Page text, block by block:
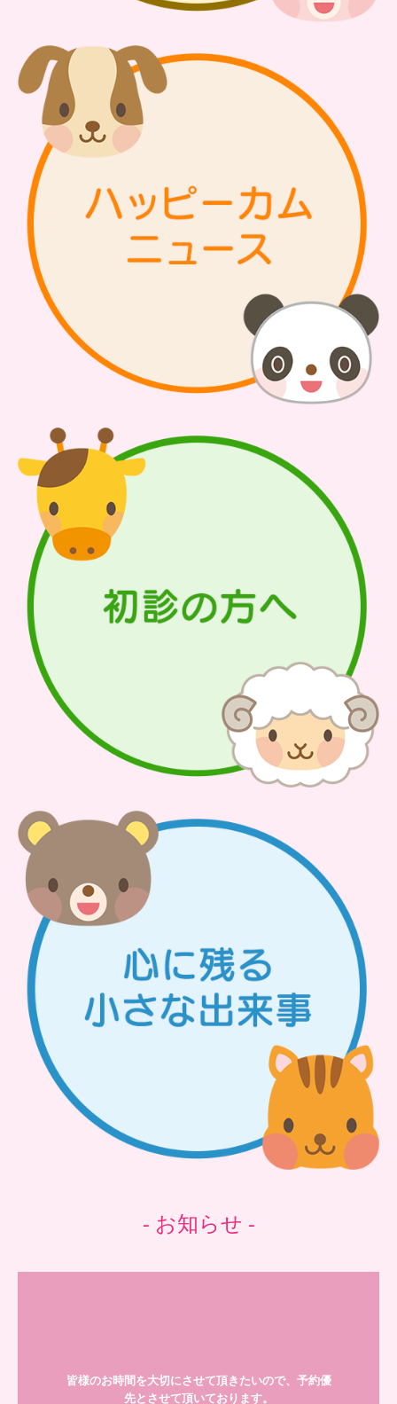
- お知らせ -
皆様のお時間を大切にさせて頂きたいので、予約優
先とさせて頂いております。